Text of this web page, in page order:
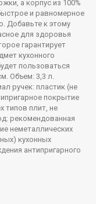
а корпус из 100%
и равномерное
Добавьте к этому
для здоровья
гарантирует
кухонного
пользоваться
Объем: 3,3 л.
ручек: пластик (не
покрытие
типов плит, не
рекомендованная
неметаллических
кухонных
антипригарного